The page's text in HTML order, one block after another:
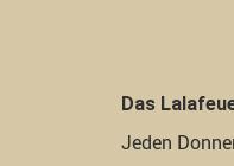
Das
Jeden